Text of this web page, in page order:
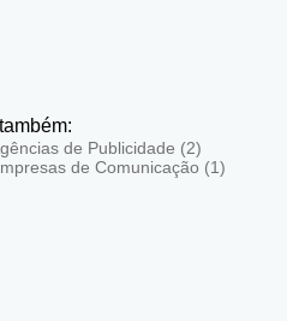
de Publicidade (2)
de Comunicação (1)